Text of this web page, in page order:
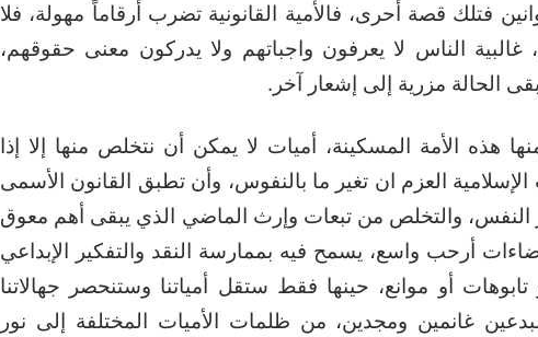
فتلك قصة أحرى، فالأمية القانونية تضرب أرقاماً مهولة، فلا
غالبية الناس لا يعرفون واجباتهم ولا يدركون معنى حقوقهم،
الحالة مزرية إلى إشعار آخر.
هذه الأمة المسكينة، أميات لا يمكن أن نتخلص منها إلا إذا
العزم ان تغير ما بالنفوس، وأن تطبق القانون الأسمى
النفس، والتخلص من تبعات وإرث الماضي الذي يبقى أهم معوق
أرحب واسع، يسمح فيه بممارسة النقد والتفكير الإبداعي
أو موانع، حينها فقط ستقل أمياتنا وستنحصر جهالاتنا
غانمين ومجدين، من ظلمات الأميات المختلفة إلى نور